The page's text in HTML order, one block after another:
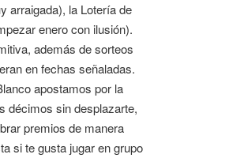
arraigada), la Lotería de
enero con ilusión).
además de sorteos
en fechas señaladas.
apostamos por la
décimos sin desplazarte,
premios de manera
si te gusta jugar en grupo